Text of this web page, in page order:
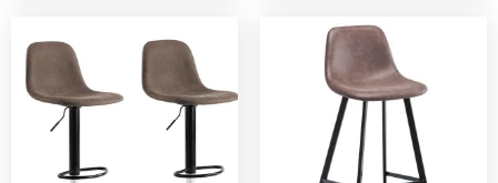
prijs
was:
€ 144,00.€ 102,00.
prijs
was:
€ 104,00.